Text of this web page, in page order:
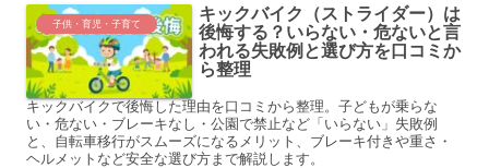
子供・育児・子育て
キックバイク（ストライダー）は
後悔する？いらない・危ないと言
われる失敗例と選び方を口コミか
ら整理
キックバイクで後悔した理由を口コミから整理。子どもが乗らな
い・危ない・ブレーキなし・公園で禁止など「いらない」失敗例
と、自転車移行がスムーズになるメリット、ブレーキ付きや重さ・
ヘルメットなど安全な選び方まで解説します。